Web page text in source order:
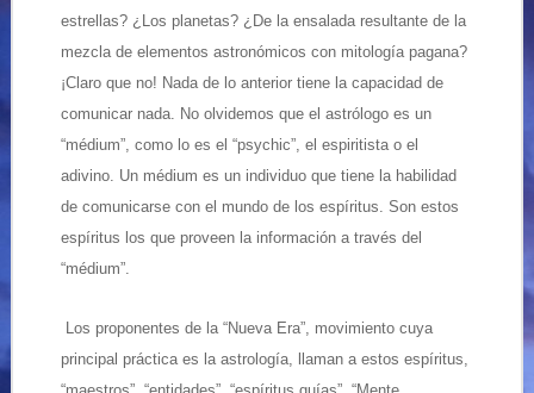
estrellas? ¿Los planetas? ¿De la ensalada resultante de la
mezcla de elementos astronómicos con mitología pagana?
¡Claro que no! Nada de lo anterior tiene la capacidad de
comunicar nada. No olvidemos que el astrólogo es un
“médium”, como lo es el “psychic”, el espiritista o el
adivino. Un médium es un individuo que tiene la habilidad
de comunicarse con el mundo de los espíritus. Son estos
espíritus los que proveen la información a través del
“médium”.
Los proponentes de la “Nueva Era”, movimiento cuya
principal práctica es la astrología, llaman a estos espíritus,